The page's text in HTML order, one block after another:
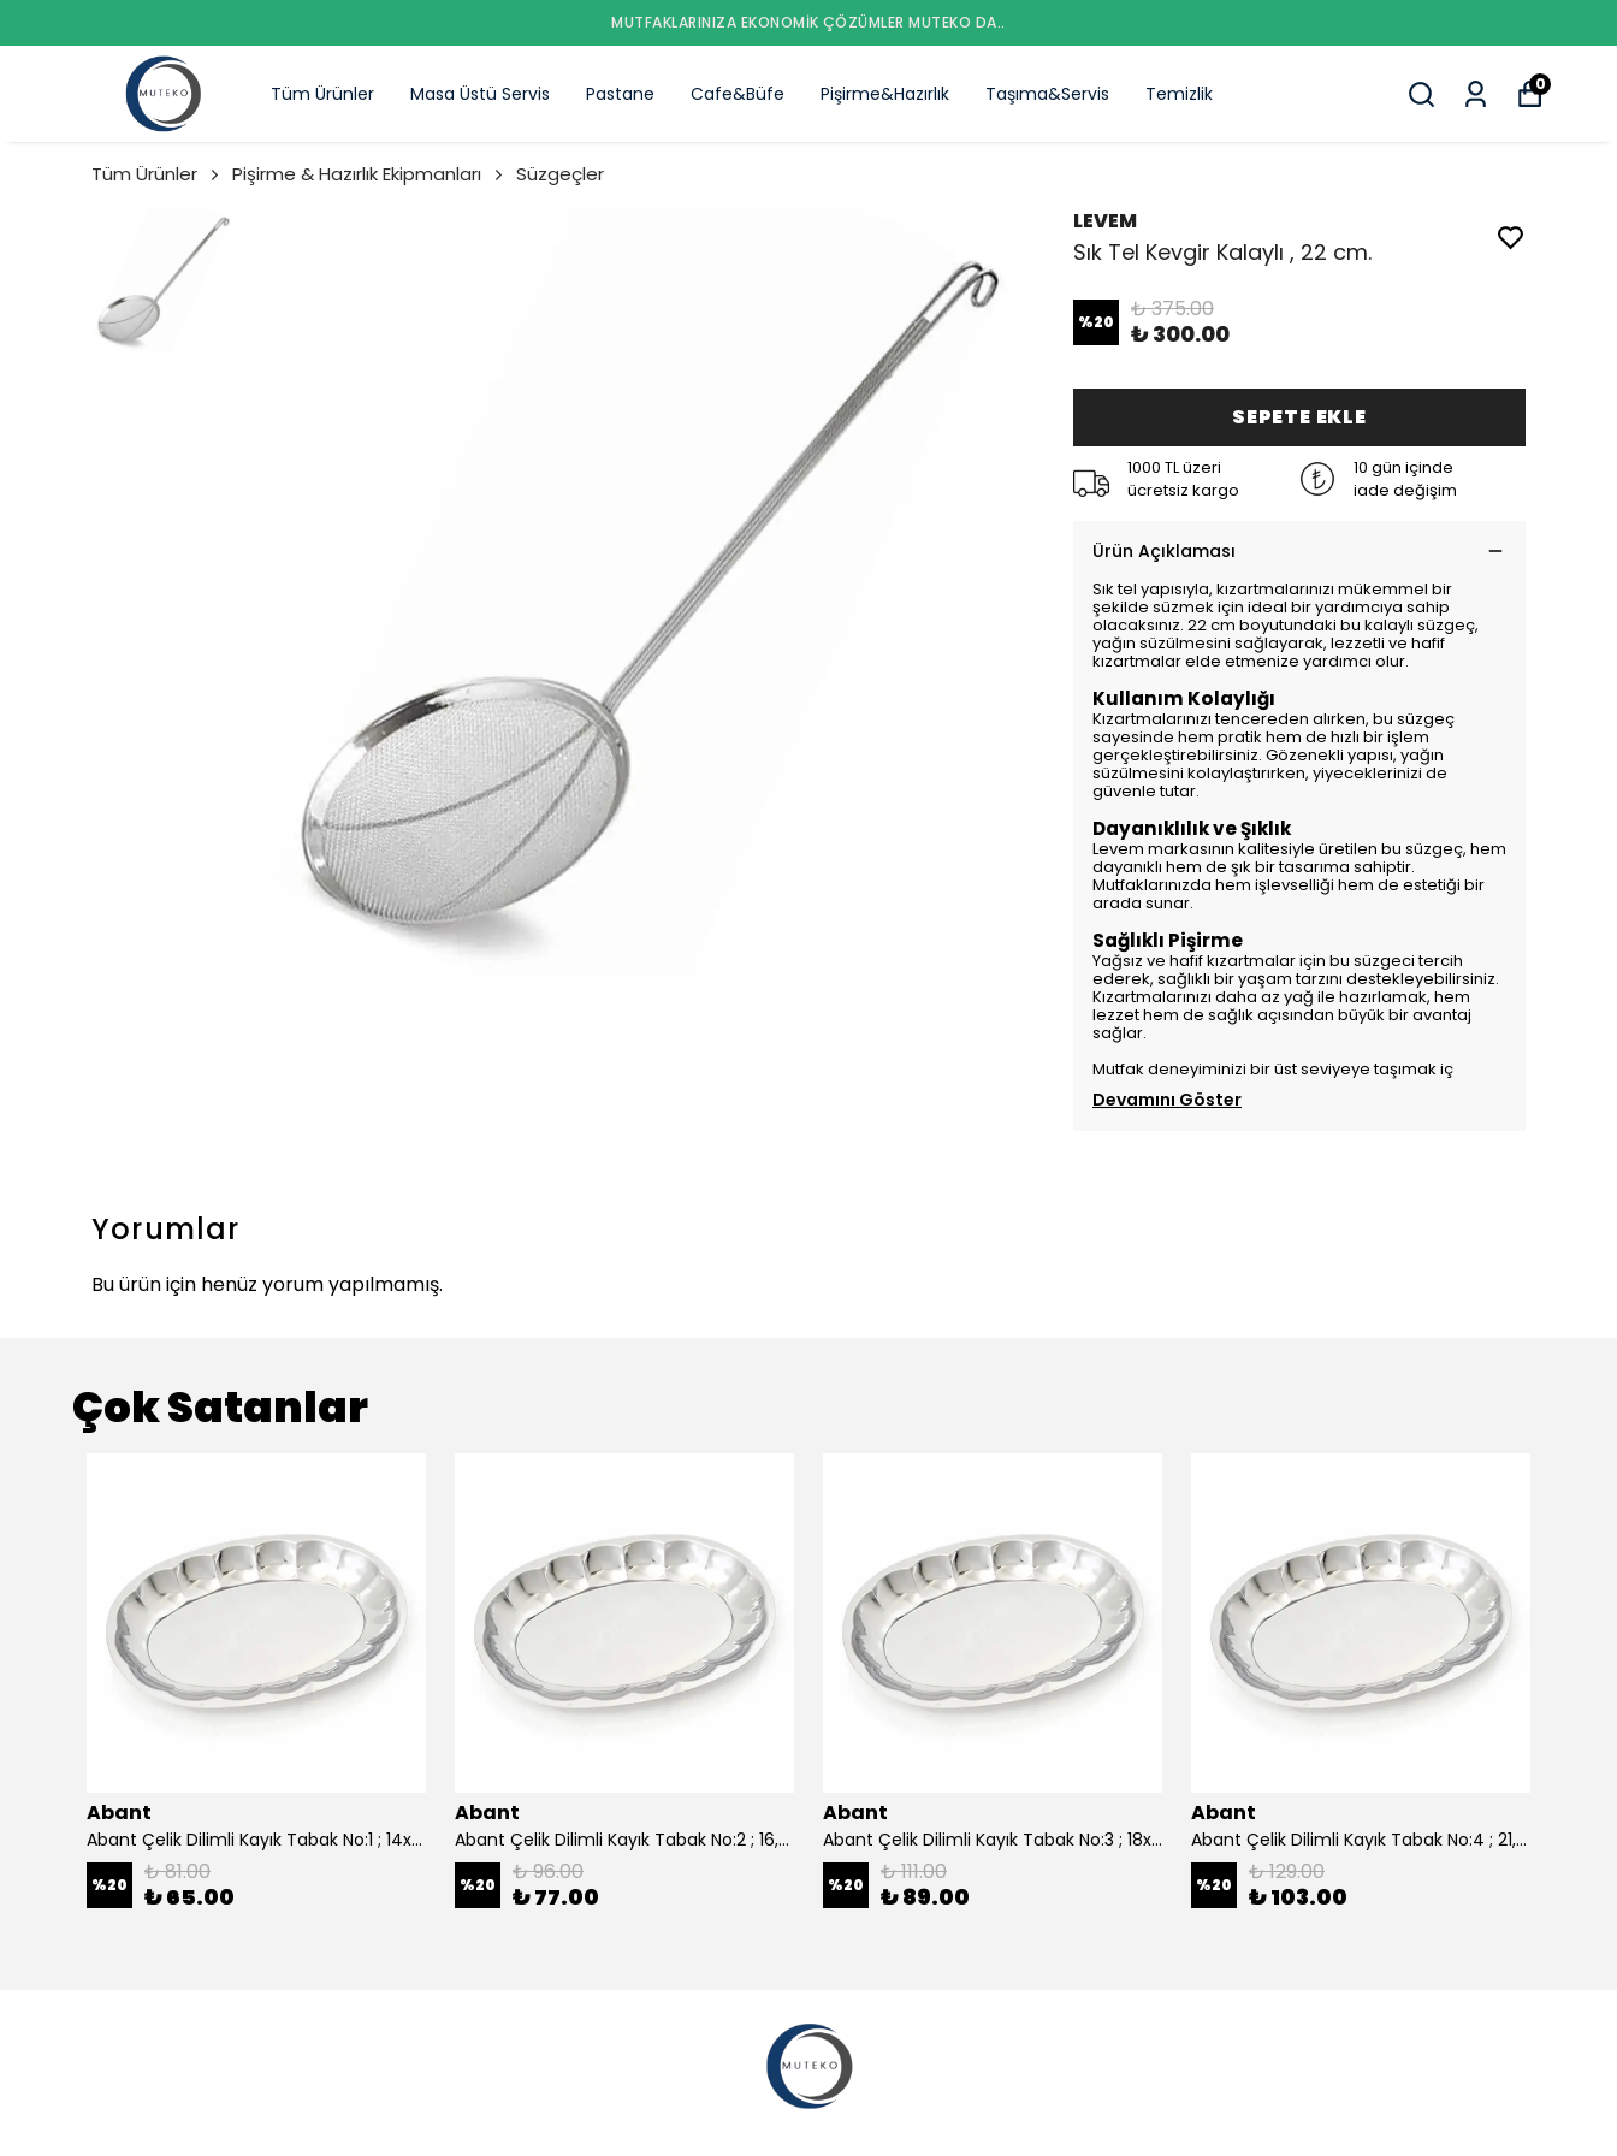
MUTFAKLARINIZA EKONOMIK ÇÖZÜMLER MUTEKO DA..
Tüm Ürünler Masa Üstü Servis Pastane Cafe&Büfe Pişirme&Hazırlık Taşıma&Servis Temizlik 0
Tüm Ürünler Pişirme & Hazırlık Ekipmanları Süzgeçler
LEVEM
Sık Tel Kevgir Kalaylı , 22 cm.
%20 ₺ 375.00
₺ 300.00
SEPETE EKLE
1000 TL üzeri
ücretsiz kargo
10 gün içinde
iade değişim
Ürün Açıklaması
Sık tel yapısıyla, kızartmalarınızı mükemmel bir
şekilde süzmek için ideal bir yardımcıya sahip
olacaksınız. 22 cm boyutundaki bu kalaylı süzgeç,
yağın süzülmesini sağlayarak, lezzetli ve hafif
kızartmalar elde etmenize yardımcı olur.
Kullanım Kolaylığı
Kızartmalarınızı tencereden alırken, bu süzgeç
sayesinde hem pratik hem de hızlı bir işlem
gerçekleştirebilirsiniz. Gözenekli yapısı, yağın
süzülmesini kolaylaştırırken, yiyeceklerinizi de
güvenle tutar.
Dayanıklılık ve Şıklık
Levem markasının kalitesiyle üretilen bu süzgeç, hem
dayanıklı hem de şık bir tasarıma sahiptir.
Mutfaklarınızda hem işlevselliği hem de estetiği bir
arada sunar.
Sağlıklı Pişirme
Yağsız ve hafif kızartmalar için bu süzgeci tercih
ederek, sağlıklı bir yaşam tarzını destekleyebilirsiniz.
Kızartmalarınızı daha az yağ ile hazırlamak, hem
lezzet hem de sağlık açısından büyük bir avantaj
sağlar.
Mutfak deneyiminizi bir üst seviyeye taşımak iç
Devamını Göster
Yorumlar
Bu ürün için henüz yorum yapılmamış.
Çok Satanlar
Abant
Abant Çelik Dilimli Kayık Tabak No:1 ; 14x21 cm.
%20 ₺ 81.00
₺ 65.00
Abant
Abant Çelik Dilimli Kayık Tabak No:2 ; 16,5x24,5 cm.
%20 ₺ 96.00
₺ 77.00
Abant
Abant Çelik Dilimli Kayık Tabak No:3 ; 18x27,5 cm.
%20 ₺ 111.00
₺ 89.00
Abant
Abant Çelik Dilimli Kayık Tabak No:4 ; 21,5x30,5 cm.
%20 ₺ 129.00
₺ 103.00